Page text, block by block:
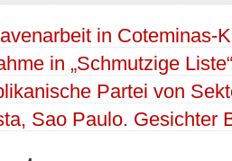
in Coteminas-
in „Schmutzige
Partei von
Sao Paulo. Gesichter